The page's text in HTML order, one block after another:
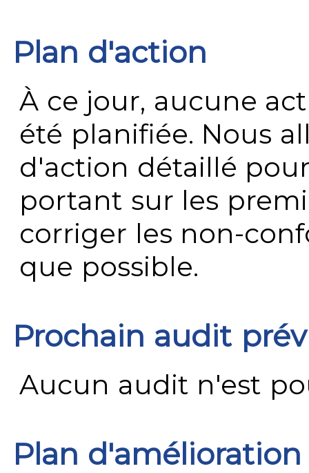
Plan d'action
À ce jour, aucune
été planifiée. Nous
d'action détaillé
portant sur les
corriger les non-
que possible.
Prochain audit
Aucun audit n'est
Plan